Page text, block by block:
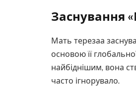
Заснування
Мать терезаа
основою її
найбіднішим, вона
часто ігнорувало.